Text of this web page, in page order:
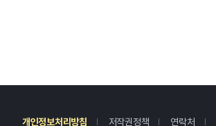
개인정보처리방침 저작권정책 연락처